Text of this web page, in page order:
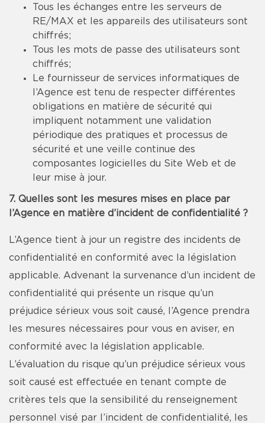
Tous les échanges entre les serveurs de
RE/MAX et les appareils des utilisateurs sont
chiffrés;
Tous les mots de passe des utilisateurs sont
chiffrés;
Le fournisseur de services informatiques de
l’Agence est tenu de respecter différentes
obligations en matière de sécurité qui
impliquent notamment une validation
périodique des pratiques et processus de
sécurité et une veille continue des
composantes logicielles du Site Web et de
leur mise à jour.
7. Quelles sont les mesures mises en place par
l’Agence en matière d’incident de confidentialité ?
L’Agence tient à jour un registre des incidents de
confidentialité en conformité avec la législation
applicable. Advenant la survenance d’un incident de
confidentialité qui présente un risque qu’un
préjudice sérieux vous soit causé, l’Agence prendra
les mesures nécessaires pour vous en aviser, en
conformité avec la législation applicable.
L’évaluation du risque qu’un préjudice sérieux vous
soit causé est effectuée en tenant compte de
critères tels que la sensibilité du renseignement
personnel visé par l’incident de confidentialité, les